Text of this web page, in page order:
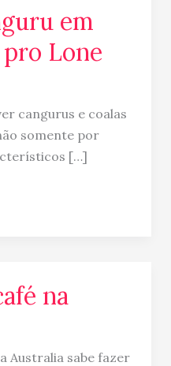
em
Lone
cangurus e coalas
somente por
[…]
na
Australia sabe fazer